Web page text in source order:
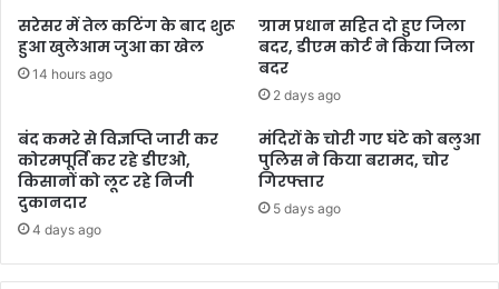
सरेसर में तेल कटिंग के बाद शुरू
हुआ खुलेआम जुआ का खेल
14 hours ago
ग्राम प्रधान सहित दो हुए जिला
बदर, डीएम कोर्ट ने किया जिला
बदर
2 days ago
बंद कमरे से विज्ञप्ति जारी कर
कोरमपूर्ति कर रहे डीएओ,
किसानों को लूट रहे निजी
दुकानदार
4 days ago
मंदिरों के चोरी गए घंटे को बलुआ
पुलिस ने किया बरामद, चोर
गिरफ्तार
5 days ago